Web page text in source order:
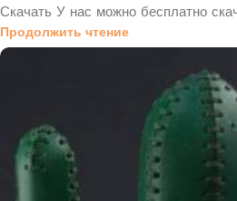
Скачать У нас можно бесплатно
Продолжить чтение